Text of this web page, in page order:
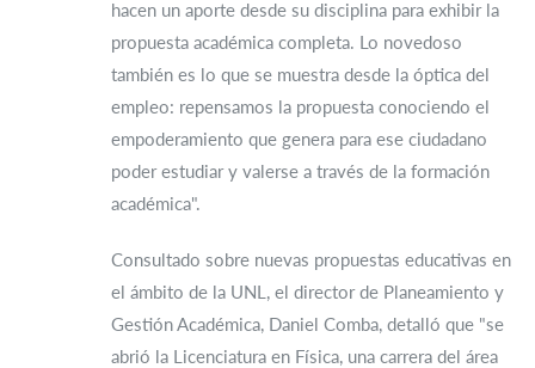
hacen un aporte desde su disciplina para exhibir la
propuesta académica completa. Lo novedoso
también es lo que se muestra desde la óptica del
empleo: repensamos la propuesta conociendo el
empoderamiento que genera para ese ciudadano
poder estudiar y valerse a través de la formación
académica".
Consultado sobre nuevas propuestas educativas en
el ámbito de la UNL, el director de Planeamiento y
Gestión Académica, Daniel Comba, detalló que "se
abrió la Licenciatura en Física, una carrera del área